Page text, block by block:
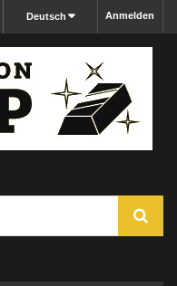
Anmelden
Deutsch